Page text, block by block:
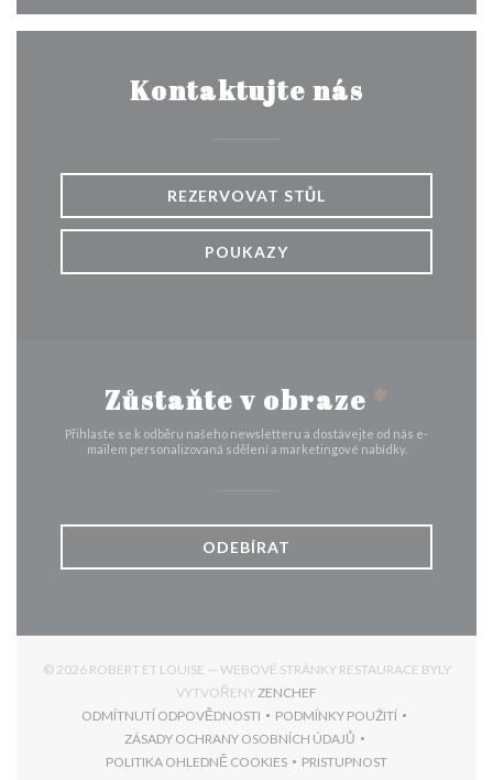
Kontaktujte nás
REZERVOVAT STŮL
POUKAZY
Zůstaňte v obraze *
Přihlaste se k odběru našeho newsletteru a dostávejte od nás e-
mailem personalizovaná sdělení a marketingové nabídky.
ODEBÍRAT
© 2026 ROBERT ET LOUISE — WEBOVÉ STRÁNKY RESTAURACE BYLY
VYTVOŘENYZENCHEF
ODMÍTNUTÍ ODPOVĚDNOSTI
((OTEVŘE SE V NOVÉM OKNĚ))
PODMÍNKY POUŽITÍ
((OTEVŘE SE V NOVÉM
ZÁSADY OCHRANY OSOBNÍCH ÚDAJŮ
((OTEVŘE SE V NOVÉM OKNĚ))
POLITIKA OHLEDNĚ COOKIES
((OTEVŘE SE V NOVÉM OKNĚ))
PRISTUPNOST
((OTEVŘE SE V NOVÉM